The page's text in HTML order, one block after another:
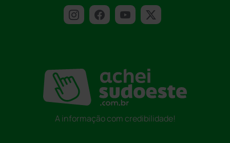
A informação com credibilidade!